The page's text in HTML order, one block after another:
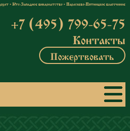
+7 (495) 799-65-75
Контакты
Пожертвовать